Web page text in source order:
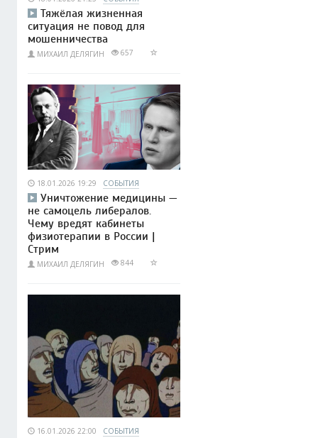
Тяжёлая жизненная
ситуация не повод для
мошенничества
МИХАИЛ ДЕЛЯГИН 657
18.01.2026 19:29 СОБЫТИЯ
Уничтожение медицины —
не самоцель либералов.
Чему вредят кабинеты
физиотерапии в России |
Стрим
МИХАИЛ ДЕЛЯГИН 844
16.01.2026 22:00 СОБЫТИЯ